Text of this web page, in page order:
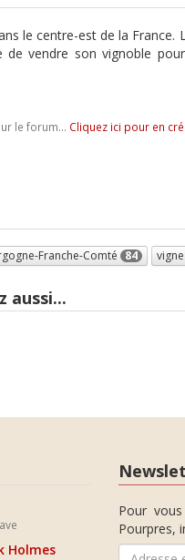
le centre-est de la France.
vendre son vignoble
le forum... Cliquez ici pour en
Franche-Comté 84 vigne
aussi...
Holmes
Pour
Pourpres,